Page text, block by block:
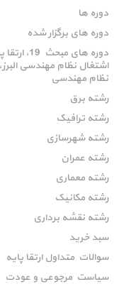
دوره ها
دوره های برگزار شده
نظام مهندسی
رشته برق
رشته ترافیک
رشته شهرسازی
رشته عمران
رشته معماری
رشته مکانیک
رشته نقشه برداری
سبد خرید
سوالات متداول ارتقا پایه
سیاست مرجوعی و عودت